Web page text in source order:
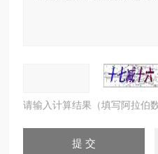
请输入计算结果（填写阿拉伯